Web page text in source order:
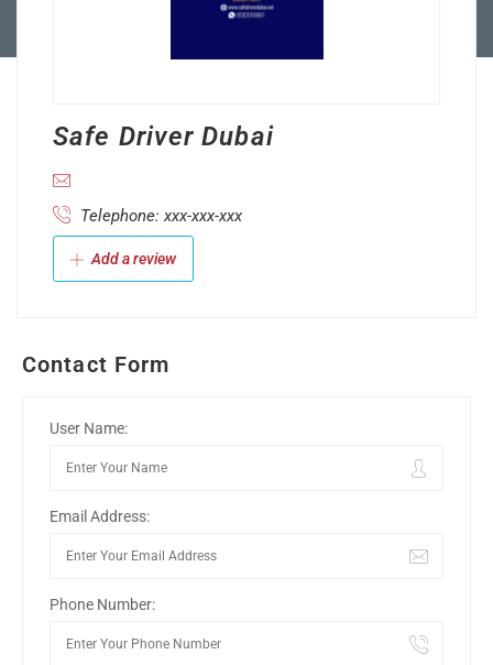
Safe Driver Dubai
Telephone: xxx-xxx-xxx
Add a review
Contact Form
User Name:
Email Address:
Phone Number: